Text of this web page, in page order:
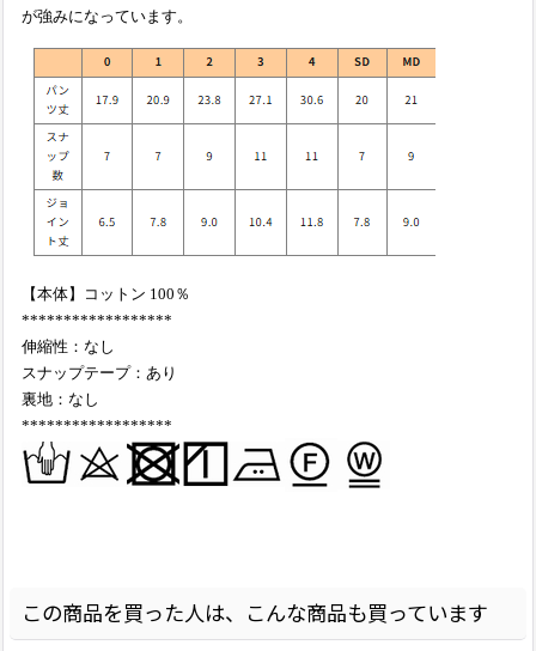
が強みになっています。
【本体】コットン 100％
******************
伸縮性：なし
スナップテープ：あり
裏地：なし
******************
この商品を買った人は、こんな商品も買っています